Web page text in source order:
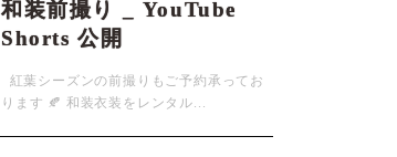
和装前撮り _ YouTube
Shorts 公開
紅葉シーズンの前撮りもご予約承ってお
ります 🍂 和装衣装をレンタル...